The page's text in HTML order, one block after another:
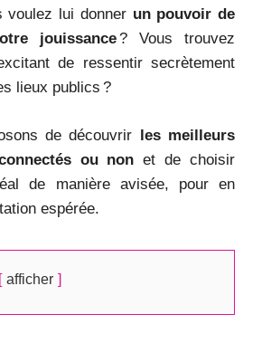
voulez lui donner un pouvoir de
jouissance ? Vous trouvez
de ressentir secrètement
lieux publics ?
de découvrir les meilleurs
ou non et de choisir
de manière avisée, pour en
espérée.
afficher